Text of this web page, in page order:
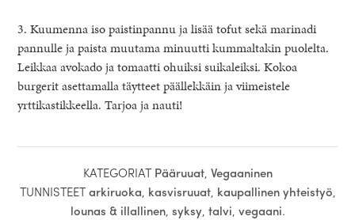
3. Kuumenna iso paistinpannu ja lisää tofut sekä marinadi
pannulle ja paista muutama minuutti kummaltakin puolelta.
Leikkaa avokado ja tomaatti ohuiksi suikaleiksi. Kokoa
burgerit asettamalla täytteet päällekkäin ja viimeistele
yrttikastikkeella. Tarjoa ja nauti!
KATEGORIAT Pääruuat, Vegaaninen
TUNNISTEETarkiruoka, kasvisruuat, kaupallinen yhteistyö,
lounas & illallinen, syksy, talvi, vegaani.